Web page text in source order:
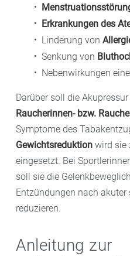
Erkrankungen des
Linderung von
Senkung von
Nebenwirkungen
Darüber soll die
Raucherinnen- bzw.
Symptome des
Gewichtsreduktion wird sie
eingesetzt. Bei
soll sie die
Entzündungen nach
reduzieren.
Anleitung zur